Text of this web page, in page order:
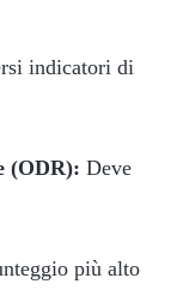
indicatori di
(ODR): Deve
più alto